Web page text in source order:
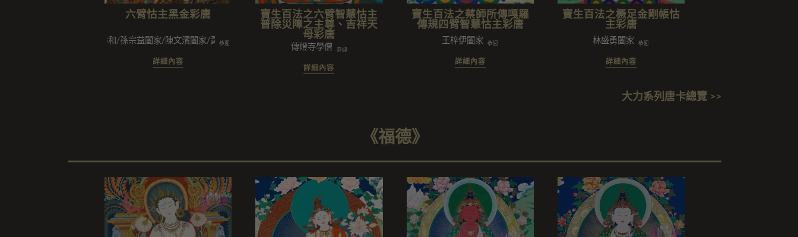
六臂怙主黑金彩唐
陳恭和/孫宗益闔家/陳文濱闔家/黃素芬法眷/林吟霞闔家
恭迎
詳細內容
寶生百法之六臂智慧怙主
普除災障之主尊、吉祥天
母彩唐
傳燈寺學僧 恭迎
詳細內容
寶生百法之蔡師所傳嘎羅
傳規四臂智慧怙主彩唐
王梓伊闔家 恭迎
詳細內容
寶生百法之橛足金剛帳怙
主彩唐
林盛勇闔家 恭迎
詳細內容
大力系列唐卡總覽 >>
《福德》